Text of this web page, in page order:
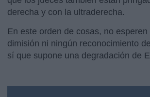
derecha y con la ultraderecha.
En este orden de cosas, no esperen
dimisión ni ningún reconocimiento
sí que supone una degradación de